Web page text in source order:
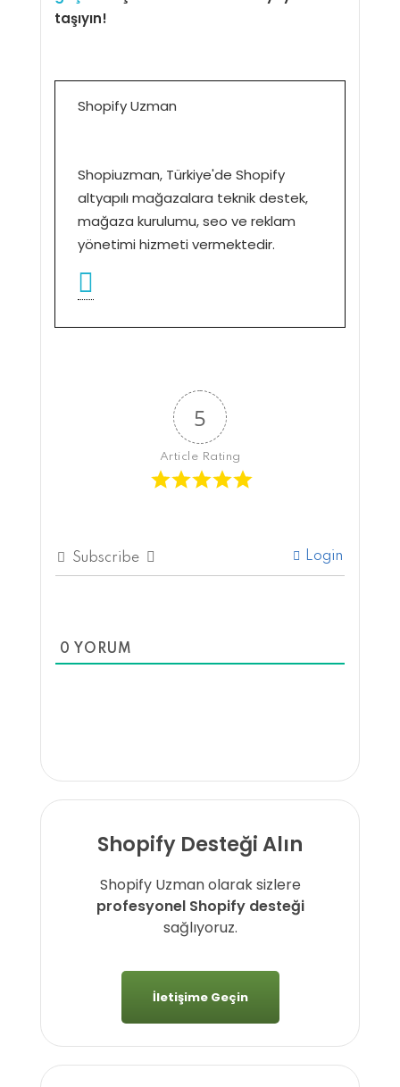
taşıyın!
Shopify Uzman
Shopiuzman, Türkiye'de Shopify
altyapılı mağazalara teknik destek,
mağaza kurulumu, seo ve reklam
yönetimi hizmeti vermektedir.
5
Article Rating
Subscribe Login
0 YORUM
Shopify Desteği Alın
Shopify Uzman olarak sizlere
profesyonel Shopify desteği
sağlıyoruz.
İletişime Geçin